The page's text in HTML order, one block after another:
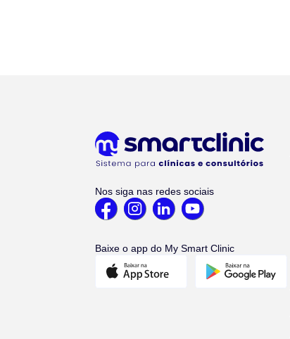
Nos siga nas redes sociais
Baixe o app do My Smart Clinic